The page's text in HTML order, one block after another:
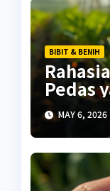
BIBIT & BENIH
Pedas
untuk
MAY 6, 2026